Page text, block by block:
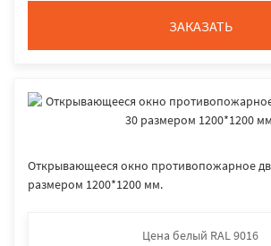
ЗАКАЗАТЬ
Открывающееся окно противопожарное
размером 1200*1200 мм.
Цена белый RAL 9016